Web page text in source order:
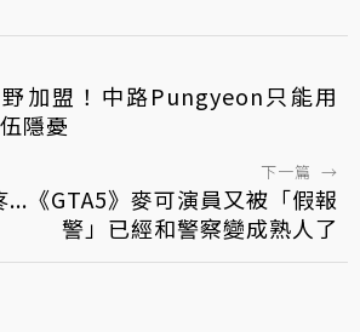
野加盟！中路Pungyeon只能用
隱憂
下一篇 →
《GTA5》麥可演員又被「假報
警」已經和警察變成熟人了